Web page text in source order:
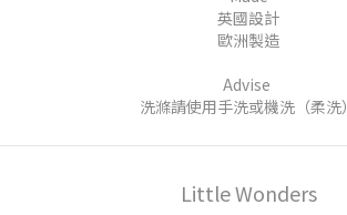
英國設計
歐洲製造
Advise
洗滌請使用手洗或機洗（柔洗）
Little Wonders